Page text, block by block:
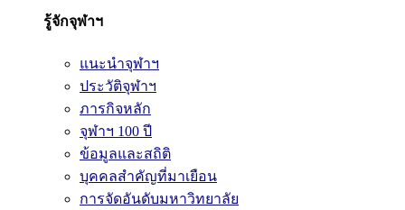
รู้จักจุฬาฯ
แนะนำจุฬาฯ
ประวัติจุฬาฯ
ภารกิจหลัก
จุฬาฯ 100 ปี
ข้อมูลและสถิติ
บุคคลสำคัญที่มาเยือน
การจัดอันดับมหาวิทยาลัย